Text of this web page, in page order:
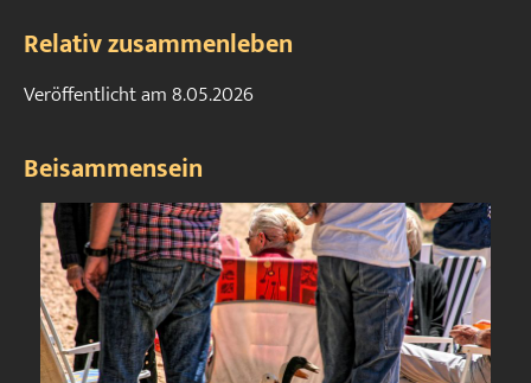
Relativ zusammenleben
Veröffentlicht am8.05.2026
Beisammensein